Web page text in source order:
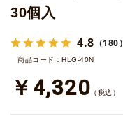
30個入
4.8 （180）
商品コード：HLG-40N
￥4,320 （税込）